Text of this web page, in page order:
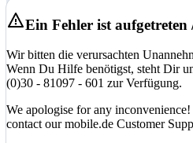
Ein Fehler ist
Wir bitten die verursachten
Wenn Du Hilfe benötigst, steht Dir
(0)30 - 81097 - 601 zur Verfügung.
We apologise for any
contact our mobile.de Customer